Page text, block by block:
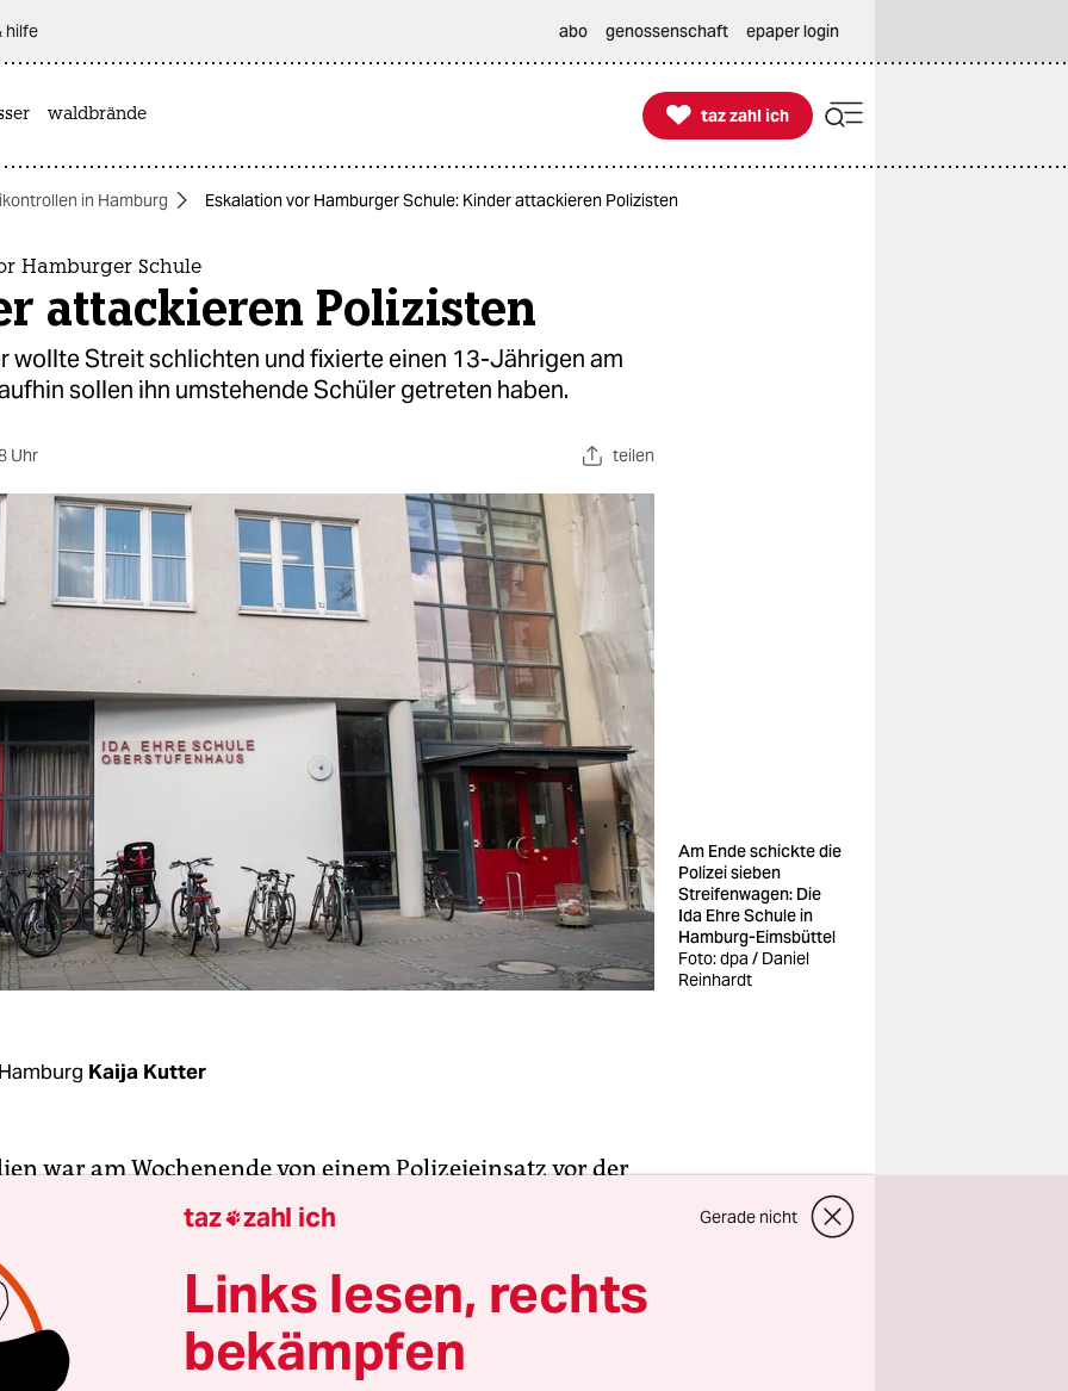
hilfe abo genossenschaft epaper login
waldbrände 
taz zahl ich
taz zahl ich
in Hamburg Eskalation vor Hamburger Schule: Kinder attackieren Polizisten
Hamburger Schule
attackieren Polizisten
wollte Streit schlichten und fixierte einen 13-Jährigen am
sollen ihn umstehende Schüler getreten haben.
Uhr teilen
Am Ende schickte die
Polizei sieben
Streifenwagen: Die
Ida Ehre Schule in
Hamburg-Eimsbüttel
Foto: dpa / Daniel
Reinhardt
Kaija Kutter
war am Wochenende von einem Polizeieinsatz vor der
Ida-Ehre-Schule zu lesen. „Schüler verprügeln Polizist –
hart“, titelte das
Abendblatt
Hamburger Schule an“, derNDR
. Grundlage war eine
der Polizei von Freitag, „Schüler greifen
in Hamburg-Eimsbüttel an“. Der Beamte habe Streit
Jungen schlichten wollen und sei dabei angegriffen und
taz zahl ich Gerade nicht
Links lesen, rechts
bekämpfen